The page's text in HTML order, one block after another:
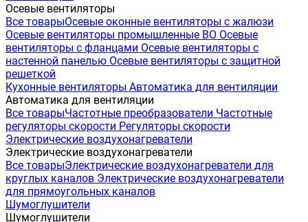
Осевые вентиляторы
Все товарыОсевые оконные вентиляторы с жалюзи
Осевые вентиляторы промышленные ВО Осевые
вентиляторы с фланцами Осевые вентиляторы с
настенной панелью Осевые вентиляторы с защитной
решеткой
Кухонные вентиляторы Автоматика для вентиляции
Автоматика для вентиляции
Все товарыЧастотные преобразователи Частотные
регуляторы скорости Регуляторы скорости
Электрические воздухонагреватели
Электрические воздухонагреватели
Все товарыЭлектрические воздухонагреватели для
круглых каналов Электрические воздухонагреватели
для прямоугольных каналов
Шумоглушители
Шумоглушители